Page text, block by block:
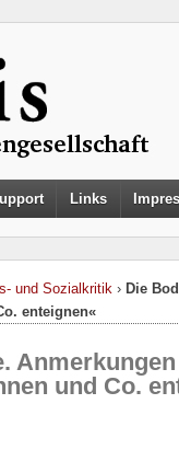
Links
und Sozialkritik › Die
enteignen«
und Co.